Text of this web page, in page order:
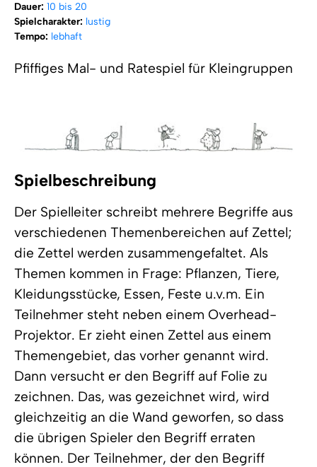
Dauer: 10 bis 20
Spielcharakter: lustig
Tempo: lebhaft
Pfiffiges Mal- und Ratespiel für Kleingruppen
Spielbeschreibung
Der Spielleiter schreibt mehrere Begriffe aus
verschiedenen Themenbereichen auf Zettel;
die Zettel werden zusammengefaltet. Als
Themen kommen in Frage: Pflanzen, Tiere,
Kleidungsstücke, Essen, Feste u.v.m. Ein
Teilnehmer steht neben einem Overhead-
Projektor. Er zieht einen Zettel aus einem
Themengebiet, das vorher genannt wird.
Dann versucht er den Begriff auf Folie zu
zeichnen. Das, was gezeichnet wird, wird
gleichzeitig an die Wand geworfen, so dass
die übrigen Spieler den Begriff erraten
können. Der Teilnehmer, der den Begriff